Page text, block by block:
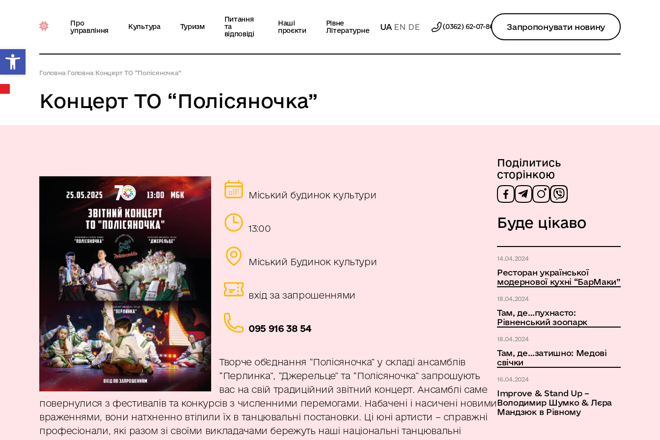
Відкрити Панель інструментів
Про
управління
Культура Туризм
Питання
та
відповіді
Наші
проєкти
Рівне
Літературне
UA EN DE (0362) 62-07-86 Запропонувати новину
Головна Головна Концерт ТО “Полісяночка”
Концерт ТО “Полісяночка”
Міський будинок культури
13:00
Міський Будинок культури
вхід за запрошеннями
095 916 38 54
Творче об’єднання “Полісяночка” у складі ансамблів
“Перлинка”, “Джерельце” та “Полісяночка” запрошують
вас на свій традиційний звітний концерт. Ансамблі саме
повернулися з фестивалів та конкурсів з численними перемогами. Набачені і насичені новими
враженнями, вони натхненно втілили їх в танцювальні постановки. Ці юні артисти – справжні
професіонали, які разом зі своїми викладачами бережуть наші національні танцювальні
Поділитись
сторінкою
Буде цікаво
14.04.2024
Ресторан української
модернової кухні “БарМаки”
18.04.2024
Там, де…пухнасто:
Рівненський зоопарк
18.04.2024
Там, де…затишно: Медові
свічки
16.04.2024
Improve & Stand Up –
Володимир Шумко & Лєра
Мандзюк в Рівному